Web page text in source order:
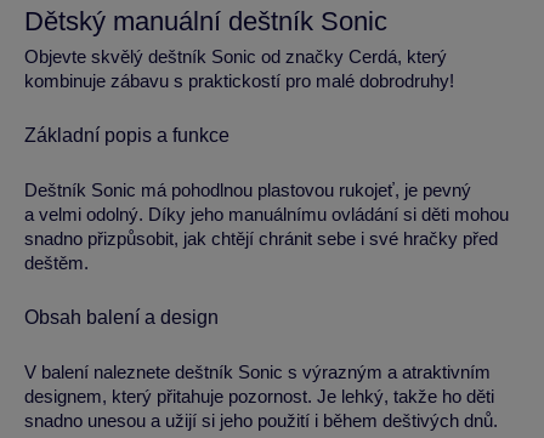
Dětský manuální deštník Sonic
Objevte skvělý deštník Sonic od značky Cerdá, který
kombinuje zábavu s praktickostí pro malé dobrodruhy!
Základní popis a funkce
Deštník Sonic má pohodlnou plastovou rukojeť, je pevný
a velmi odolný. Díky jeho manuálnímu ovládání si děti mohou
snadno přizpůsobit, jak chtějí chránit sebe i své hračky před
deštěm.
Obsah balení a design
V balení naleznete deštník Sonic s výrazným a atraktivním
designem, který přitahuje pozornost. Je lehký, takže ho děti
snadno unesou a užijí si jeho použití i během deštivých dnů.